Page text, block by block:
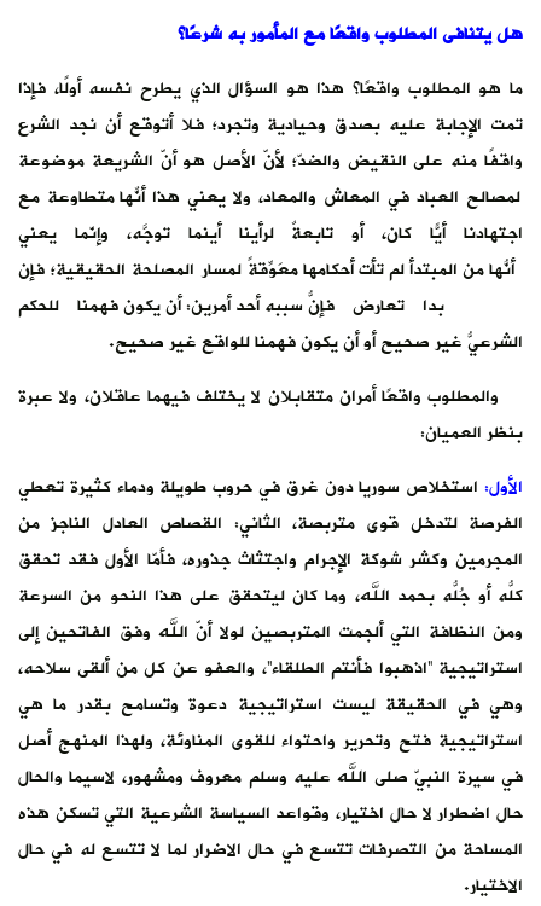
هل يتنافى المطلوب واقعًا مع المأمور به شرعًا؟
ما هو المطلوب واقعًا؟ هذا هو السؤال الذي يطرح نفسه أولًا، فإذا
تمت الإجابة عليه بصدق وحيادية وتجرد؛ فلا أتوقع أن نجد الشرع
واقفًا منه على النقيض والضدّ؛ لأنّ الأصل هو أنّ الشريعة موضوعة
لمصالح العباد في المعاش والمعاد، ولا يعني هذا أنّها متطاوعةٌ مع
اجتهادنا أيًّا كان، أو تابعةٌ لرأينا أينما توجَّه، وإنّما يعني
أنّها من المبتدأ لم تأت أحكامها مُعَوِّقةً لمسار المصلحة الحقيقية؛ فإن
بدا تعارض فإنّ سببه أحد أمرين: أن يكون فهمُنا للحكم
الشرعيّ غير صحيح أو أن يكون فهمُنا للواقع غير صحيح.
والمطلوب واقعًا أمران متقابلان لا يختلف فيهما عاقلان، ولا عبرة
بنظر العميان:
الأول: استخلاص سوريا دون غرق في حروب طويلة ودماء كثيرة تعطي
الفرصة لتدخل قوى متربصة، الثاني: القصاص العادل الناجز من
المجرمين وكشر شوكة الإجرام واجتثاث جذوره، فأمّا الأول فقد تحقق
كلُّه أو جُلُّه بحمد الله، وما كان ليتحقق على هذا النحو من السرعة
ومن النظافة التي ألجمت المتربصين لولا أنّ الله وفق الفاتحين إلى
استراتيجية “اذهبوا فأنتم الطلقاء”، والعفو عن كل من ألقى سلاحه،
وهي في الحقيقة ليست استراتيجية دعوة وتسامح بقدر ما هي
استراتيجية فتح وتحرير واحتواء للقوى المناوئة، ولهذا المنهج أصل
في سيرة النبيّ صلى الله عليه وسلم معروف ومشهور، لاسيما والحال
حال اضطرار لا حال اختيار، وقواعد السياسة الشرعية التي تسكن هذه
المساحة من التصرفات تتسع في حال الاضرار لما لا تتسع له في حال
الاختيار.